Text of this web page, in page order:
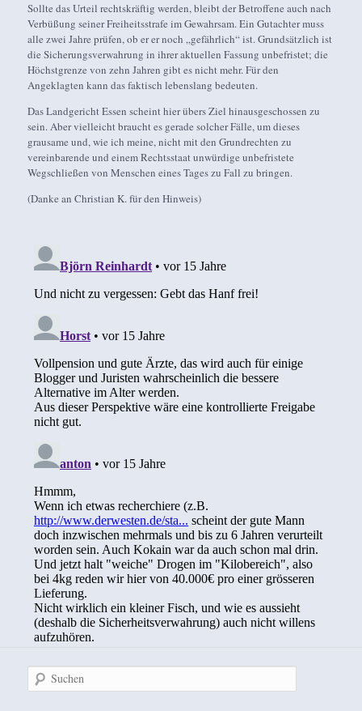
Sollte das Urteil rechtskräftig werden, bleibt der Betroffene auch nach
Verbüßung seiner Freiheitsstrafe im Gewahrsam. Ein Gutachter muss
alle zwei Jahre prüfen, ob er er noch „gefährlich“ ist. Grundsätzlich ist
die Sicherungsverwahrung in ihrer aktuellen Fassung unbefristet; die
Höchstgrenze von zehn Jahren gibt es nicht mehr. Für den
Angeklagten kann das faktisch lebenslang bedeuten.
Das Landgericht Essen scheint hier übers Ziel hinausgeschossen zu
sein. Aber vielleicht braucht es gerade solcher Fälle, um dieses
grausame und, wie ich meine, nicht mit den Grundrechten zu
vereinbarende und einem Rechtsstaat unwürdige unbefristete
Wegschließen von Menschen eines Tages zu Fall zu bringen.
(Danke an Christian K. für den Hinweis)
Suchen